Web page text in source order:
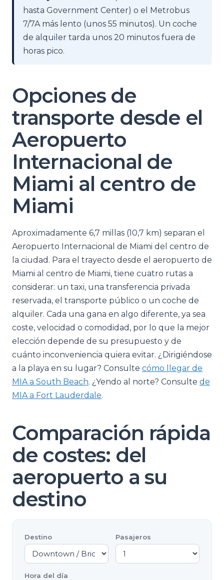
hasta Government Center) o el Metrobus
7/7A más lento (unos 55 minutos). Un coche
de alquiler tarda unos 20 minutos fuera de
horas pico.
Opciones de
transporte desde el
Aeropuerto
Internacional de
Miami al centro de
Miami
Aproximadamente 6,7 millas (10,7 km) separan el
Aeropuerto Internacional de Miami del centro de
la ciudad. Para el trayecto desde el aeropuerto de
Miami al centro de Miami, tiene cuatro rutas a
considerar: un taxi, una transferencia privada
reservada, el transporte público o un coche de
alquiler. Cada una gana en algo diferente, ya sea
coste, velocidad o comodidad, por lo que la mejor
elección depende de su presupuesto y de
cuánto inconveniencia quiera evitar. ¿Dirigiéndose
a la playa en su lugar? Consulte cómo llegar de
MIA a South Beach. ¿Yendo al norte? Consulte de
MIA a Fort Lauderdale.
Comparación rápida
de costes: del
aeropuerto a su
destino
Destino Pasajeros
Hora del día